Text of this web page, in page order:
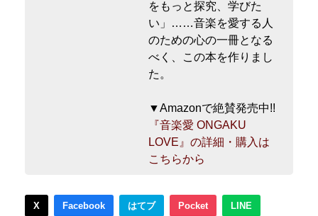
をもっと探究、学びた
い」……音楽を愛する人
のための心の一冊となる
べく、この本を作りまし
た。
▼Amazonで絶賛発売中!!
『音楽愛 ONGAKU
LOVE』の詳細・購入は
こちらから
X Facebook はてブ Pocket LINE